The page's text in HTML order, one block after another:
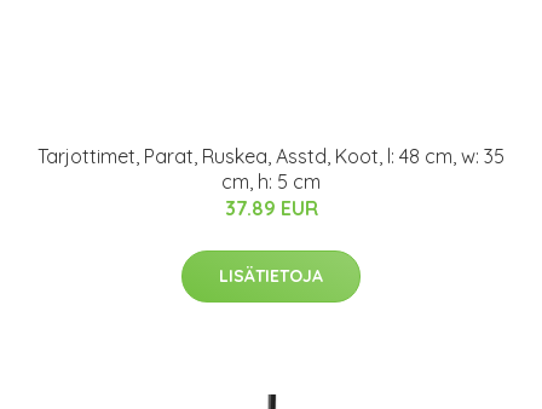
Tarjottimet, Parat, Ruskea, Asstd, Koot, l: 48 cm, w: 35
cm, h: 5 cm
37.89 EUR
LISÄTIETOJA